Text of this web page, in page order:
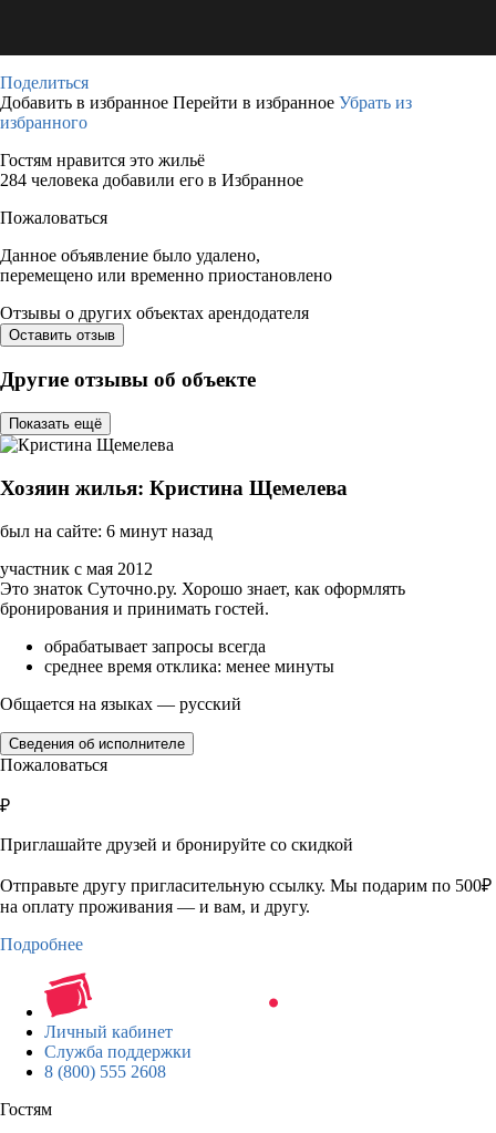
Поделиться
Добавить в избранное Перейти в избранное Убрать из
избранного
Гостям нравится это жильё
284 человека добавили его в Избранное
Пожаловаться
Данное объявление было удалено,
перемещено или временно приостановлено
Отзывы о других объектах арендодателя
Оставить отзыв
Другие отзывы об объекте
Показать ещё
Хозяин жилья: Кристина Щемелева
был на сайте: 6 минут назад
участник с мая 2012
Это знаток Суточно.ру. Хорошо знает, как оформлять
бронирования и принимать гостей.
обрабатывает запросы всегда
среднее время отклика: менее минуты
Общается на языках — русский
Сведения об исполнителе
Пожаловаться
₽
Приглашайте друзей и бронируйте со скидкой
Отправьте другу пригласительную ссылку. Мы подарим по 500₽
на оплату проживания — и вам, и другу.
Подробнее
Личный кабинет
Служба поддержки
8 (800) 555 2608
Гостям